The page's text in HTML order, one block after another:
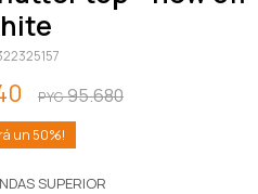
PYG95.680
50
SUPERIOR